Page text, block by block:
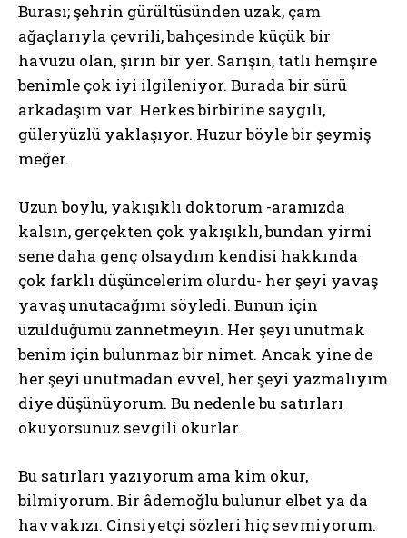
Burası; şehrin gürültüsünden uzak, çam
ağaçlarıyla çevrili, bahçesinde küçük bir
havuzu olan, şirin bir yer. Sarışın, tatlı hemşire
benimle çok iyi ilgileniyor. Burada bir sürü
arkadaşım var. Herkes birbirine saygılı,
güleryüzlü yaklaşıyor. Huzur böyle bir şeymiş
meğer.
Uzun boylu, yakışıklı doktorum -aramızda
kalsın, gerçekten çok yakışıklı, bundan yirmi
sene daha genç olsaydım kendisi hakkında
çok farklı düşüncelerim olurdu- her şeyi yavaş
yavaş unutacağımı söyledi. Bunun için
üzüldüğümü zannetmeyin. Her şeyi unutmak
benim için bulunmaz bir nimet. Ancak yine de
her şeyi unutmadan evvel, her şeyi yazmalıyım
diye düşünüyorum. Bu nedenle bu satırları
okuyorsunuz sevgili okurlar.
Bu satırları yazıyorum ama kim okur,
bilmiyorum. Bir âdemoğlu bulunur elbet ya da
havvakızı. Cinsiyetçi sözleri hiç sevmiyorum.